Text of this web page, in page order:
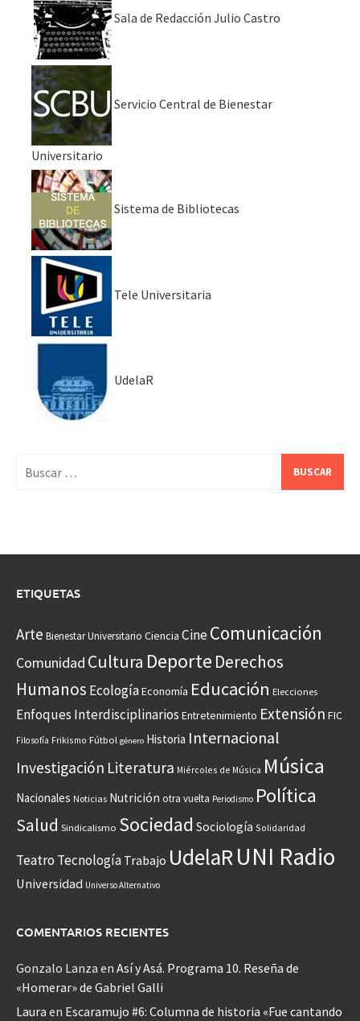
Sala de Redacción Julio Castro
Servicio Central de Bienestar
Universitario
Sistema de Bibliotecas
Tele Universitaria
UdelaR
ETIQUETAS
Arte Bienestar Universitario Ciencia CineComunicación
Comunidad Cultura Deporte Derechos
Humanos EcologíaEconomía Educación Elecciones
Enfoques Interdisciplinarios Entretenimiento Extensión FIC
Filosofía Frikismo Fútbol género Historia Internacional
Investigación Literatura Miércoles de Música Música
Nacionales Noticias Nutrición otra vuelta Periodismo Política
Salud Sindicalismo Sociedad Sociología Solidaridad
Teatro Tecnología Trabajo UdelaRUNI Radio
Universidad Universo Alternativo
COMENTARIOS RECIENTES
Gonzalo Lanza en Así y Asá. Programa 10. Reseña de
«Homerar» de Gabriel Galli
Laura en Escaramujo #6: Columna de historia «Fue cantando